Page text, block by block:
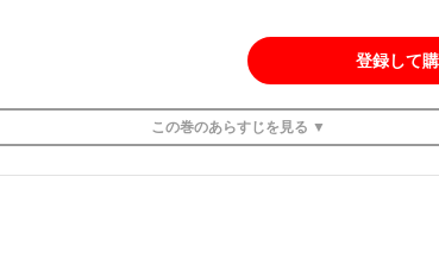
登録して
この巻のあらすじを 見る ▼